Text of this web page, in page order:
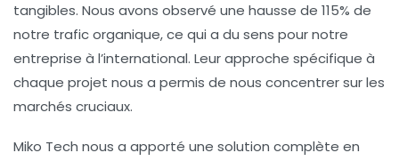
tangibles. Nous avons observé une hausse de 115% de
notre trafic organique, ce qui a du sens pour notre
entreprise à l’international. Leur approche spécifique à
chaque projet nous a permis de nous concentrer sur les
marchés cruciaux.
Miko Tech nous a apporté une solution complète en